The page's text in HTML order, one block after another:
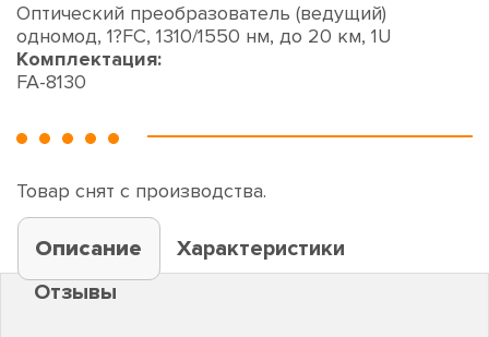
Оптический преобразователь (ведущий)
одномод, 1?FC, 1310/1550 нм, до 20 км, 1U
Комплектация:
FA-8130
Товар снят с производства.
Описание
Характеристики
Отзывы